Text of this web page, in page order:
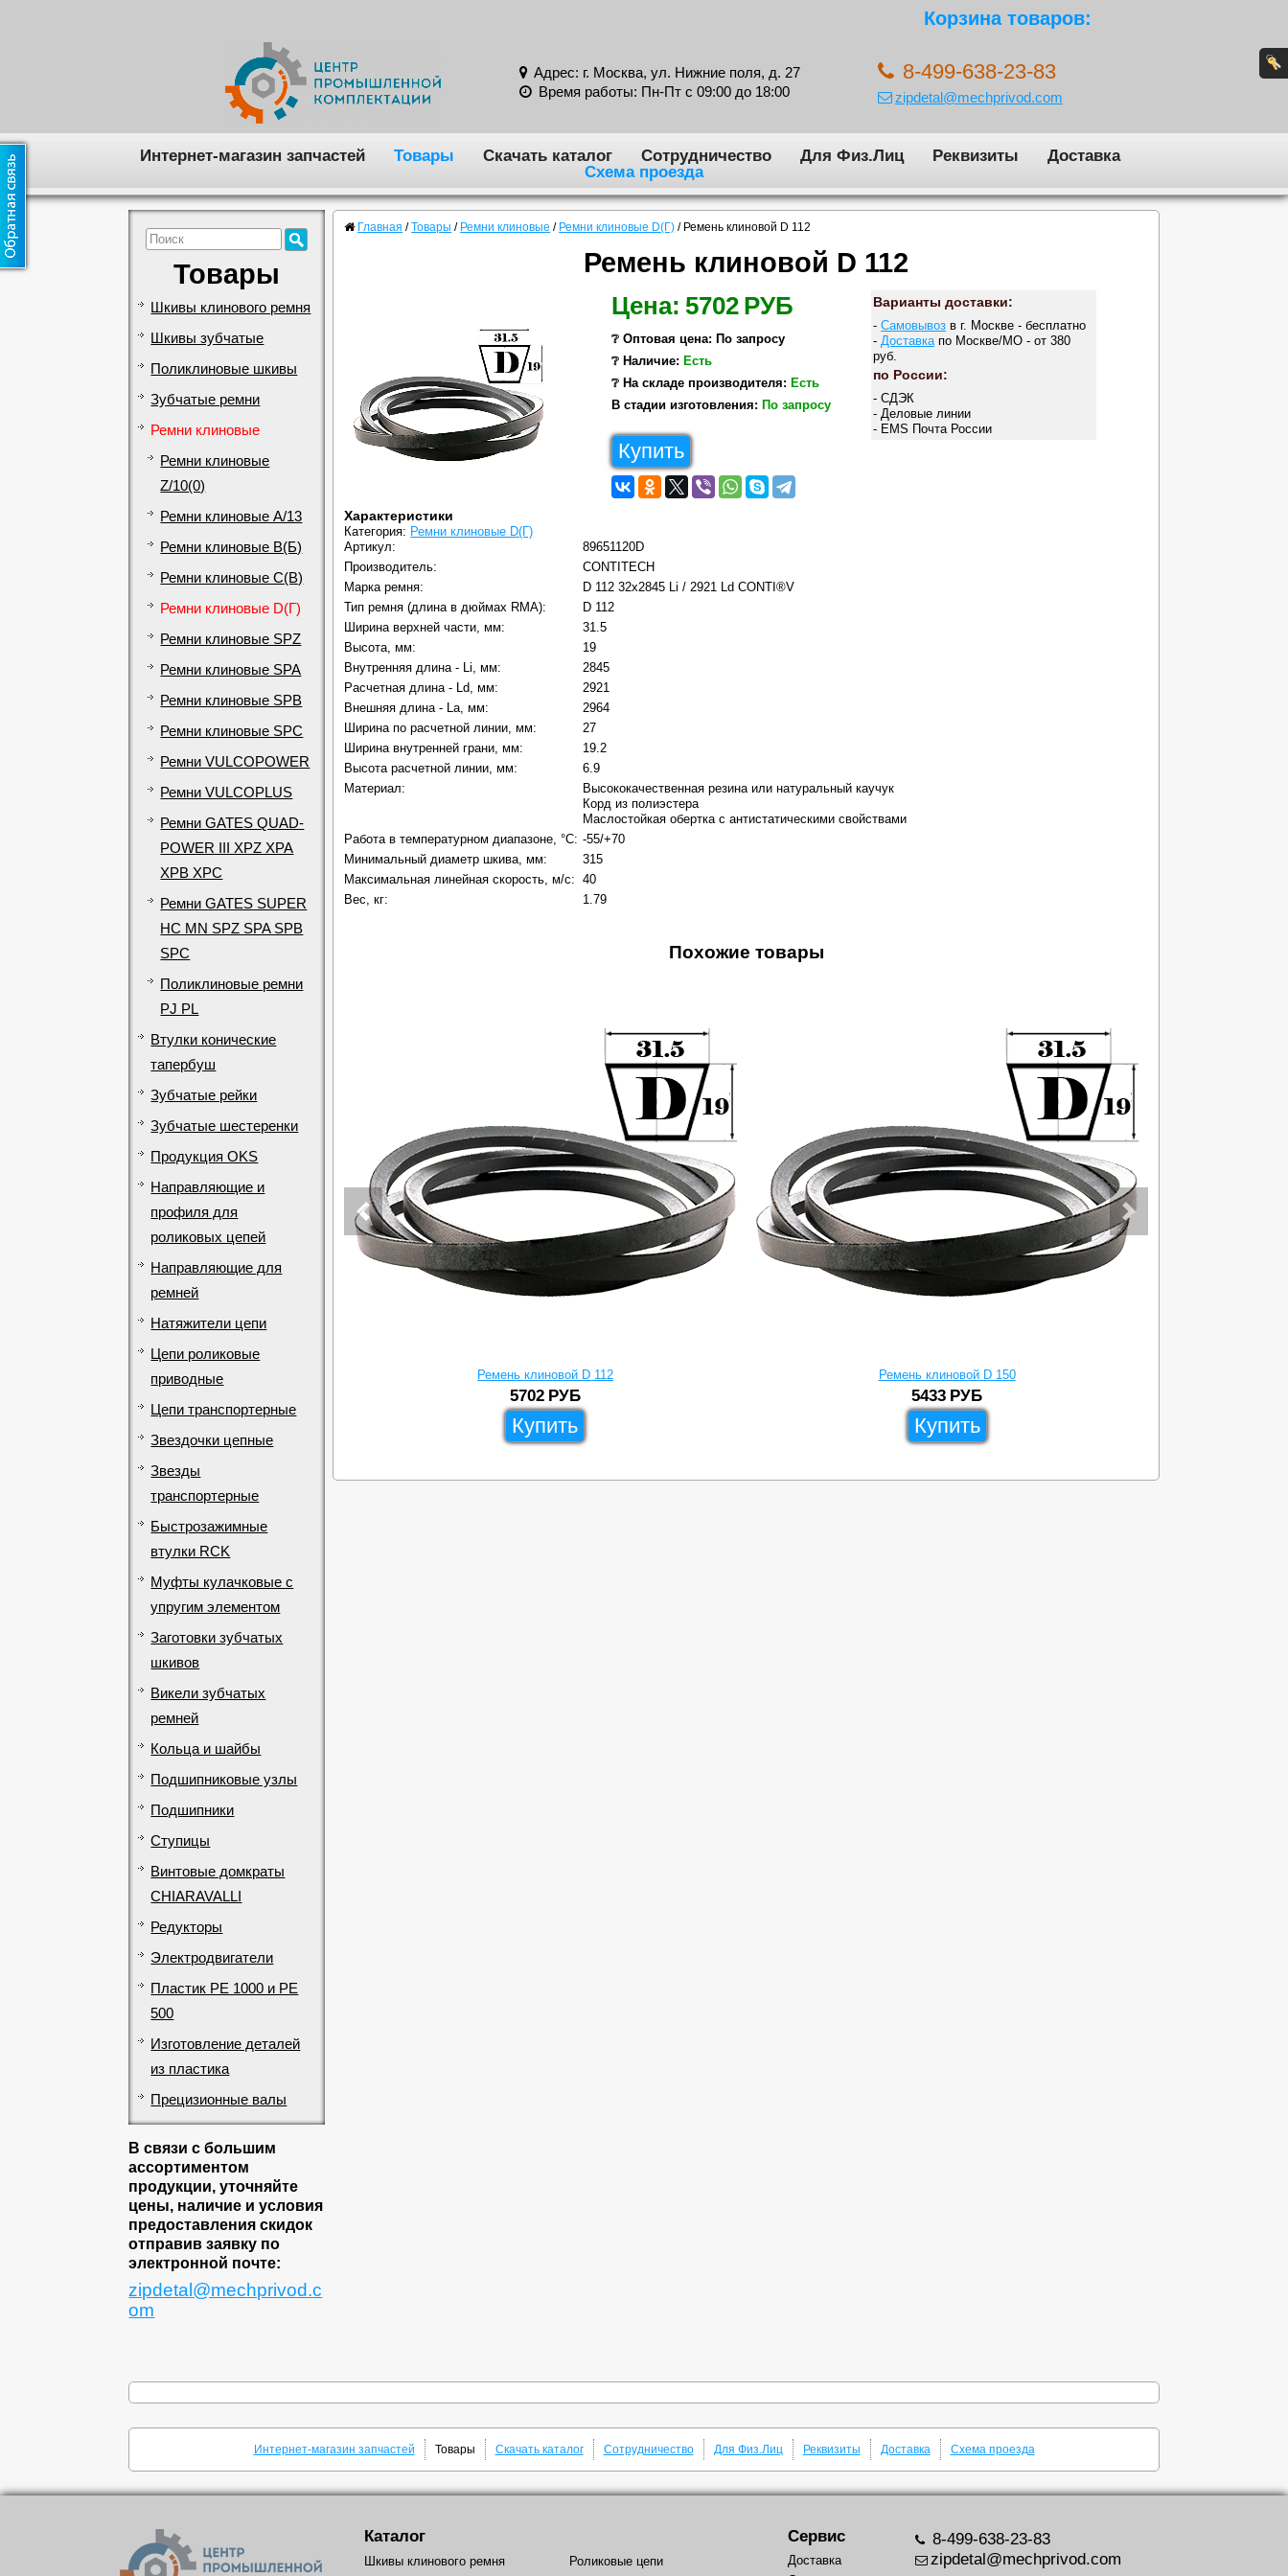
Корзина товаров:
Адрес: г. Москва, ул. Нижние поля, д. 27
Время работы: Пн-Пт с 09:00 до 18:00
8-499-638-23-83
zipdetal@mechprivod.com
Интернет-магазин запчастей Товары Скачать каталог Сотрудничество Для Физ.Лиц Реквизиты
Доставка
Схема проезда
Товары
Шкивы клинового ремня
Шкивы зубчатые
Поликлиновые шкивы
Зубчатые ремни
Ремни клиновые
Ремни клиновые
Z/10(0)
Ремни клиновые A/13
Ремни клиновые B(Б)
Ремни клиновые C(В)
Ремни клиновые D(Г)
Ремни клиновые SPZ
Ремни клиновые SPA
Ремни клиновые SPB
Ремни клиновые SPC
Ремни VULCOPOWER
Ремни VULCOPLUS
Ремни GATES QUAD-
POWER III XPZ XPA
XPB XPC
Ремни GATES SUPER
HC MN SPZ SPA SPB
SPC
Поликлиновые ремни
PJ PL
Втулки конические
тапербуш
Зубчатые рейки
Зубчатые шестеренки
Продукция OKS
Направляющие и
профиля для
роликовых цепей
Направляющие для
ремней
Натяжители цепи
Цепи роликовые
приводные
Цепи транспортерные
Звездочки цепные
Звезды
транспортерные
Быстрозажимные
втулки RCK
Муфты кулачковые с
упругим элементом
Заготовки зубчатых
шкивов
Викели зубчатых
ремней
Кольца и шайбы
Подшипниковые узлы
Подшипники
Ступицы
Винтовые домкраты
CHIARAVALLI
Редукторы
Электродвигатели
Пластик PE 1000 и PE
500
Изготовление деталей
из пластика
Прецизионные валы
В связи с большим
ассортиментом
продукции, уточняйте
цены, наличие и условия
предоставления скидок
отправив заявку по
электронной почте:
zipdetal@mechprivod.c
om
Главная / Товары / Ремни клиновые / Ремни клиновые D(Г) / Ремень клиновой D 112
Ремень клиновой D 112
Цена: 5702 РУБ
❔ Оптовая цена: По запросу
❔ Наличие: Есть
❔ На складе производителя: Есть
В стадии изготовления: По запросу
Купить
Варианты доставки:
-Самовывоз в г. Москве - бесплатно
- Доставка по Москве/МО - от 380
руб.
по России:
- СДЭК
- Деловые линии
- EMS Почта России
Характеристики
Категория: Ремни клиновые D(Г)
Артикул:
89651120D
Производитель:
CONTITECH
Марка ремня:
D 112 32x2845 Li / 2921 Ld CONTI®V
Тип ремня (длина в дюймах RMA):
D 112
Ширина верхней части, мм:
31.5
Высота, мм:
19
Внутренняя длина - Li, мм:
2845
Расчетная длина - Ld, мм:
2921
Внешняя длина - La, мм:
2964
Ширина по расчетной линии, мм:
27
Ширина внутренней грани, мм:
19.2
Высота расчетной линии, мм:
6.9
Материал:
Высококачественная резина или натуральный каучук
Корд из полиэстера
Маслостойкая обертка с антистатическими свойствами
Работа в температурном диапазоне, °C: -55/+70
Минимальный диаметр шкива, мм:
315
Максимальная линейная скорость, м/с:
40
Вес, кг:
1.79
Похожие товары
Ремень клиновой D 112
5702 РУБ
Купить
Ремень клиновой D 150
5433 РУБ
Купить
Интернет-магазин запчастей Товары Скачать каталог Сотрудничество Для Физ.Лиц Реквизиты Доставка Схема проезда
Каталог
Шкивы клинового ремня
Роликовые цепи
Сервис
Доставка
8-499-638-23-83
zipdetal@mechprivod.com